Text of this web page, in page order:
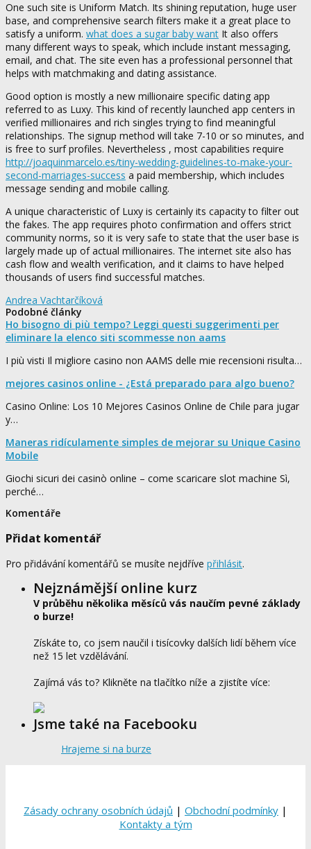
One such site is Uniform Match. Its shining reputation, huge user
base, and comprehensive search filters make it a great place to
satisfy a uniform. what does a sugar baby want It also offers
many different ways to speak, which include instant messaging,
email, and chat. The site even has a professional personnel that
helps with matchmaking and dating assistance.
Good option is mostly a new millionaire specific dating app
referred to as Luxy. This kind of recently launched app centers in
verified millionaires and rich singles trying to find meaningful
relationships. The signup method will take 7-10 or so minutes, and
is free to surf profiles. Nevertheless , most capabilities require
http://joaquinmarcelo.es/tiny-wedding-guidelines-to-make-your-
second-marriages-success a paid membership, which includes
message sending and mobile calling.
A unique characteristic of Luxy is certainly its capacity to filter out
the fakes. The app requires photo confirmation and offers strict
community norms, so it is very safe to state that the user base is
largely made up of actual millionaires. The internet site also has
cash flow and wealth verification, and it claims to have helped
thousands of users find successful matches.
Andrea Vachtarčíková
Podobné články
Ho bisogno di più tempo? Leggi questi suggerimenti per
eliminare la elenco siti scommesse non aams
I più visti Il migliore casino non AAMS delle mie recensioni risulta…
mejores casinos online - ¿Está preparado para algo bueno?
Casino Online: Los 10 Mejores Casinos Online de Chile para jugar
y…
Maneras ridículamente simples de mejorar su Unique Casino
Mobile
Giochi sicuri dei casinò online – come scaricare slot machine Sì,
perché…
Komentáře
Přidat komentář
Pro přidávání komentářů se musíte nejdříve přihlásit.
Nejznámější online kurz
V průběhu několika měsíců vás naučím pevné základy
o burze!
Získáte to, co jsem naučil i tisícovky dalších lidí během více
než 15 let vzdělávání.
Zajímá vás to? Klikněte na tlačítko níže a zjistíte více:
Jsme také na Facebooku
Hrajeme si na burze
Zásady ochrany osobních údajů | Obchodní podmínky |
Kontakty a tým